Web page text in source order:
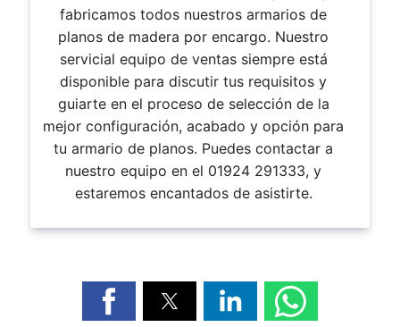
fabricamos todos nuestros armarios de
planos de madera por encargo. Nuestro
servicial equipo de ventas siempre está
disponible para discutir tus requisitos y
guiarte en el proceso de selección de la
mejor configuración, acabado y opción para
tu armario de planos. Puedes contactar a
nuestro equipo en el 01924 291333, y
estaremos encantados de asistirte.